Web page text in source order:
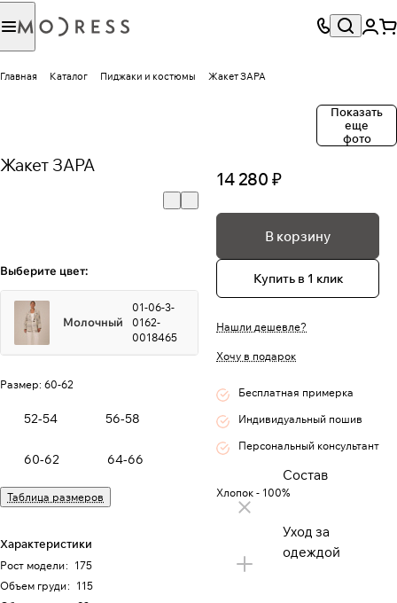
Главная Каталог Пиджаки и костюмы Жакет ЗАРА
Показать
еще
фото
Жакет ЗАРА
Выберите цвет:
Молочный
01-06-3-
0162-
0018465
Размер: 60-62
52-54 56-58
60-62 64-66
Таблица размеров
Характеристики
Рост модели: 175
Объем груди: 115
14 280 ₽
В корзину
Купить в 1 клик
Нашли дешевле?
Хочу в подарок
Бесплатная примерка
Индивидуальный пошив
Персональный консультант
Состав
Хлопок - 100%
Уход за
одеждой